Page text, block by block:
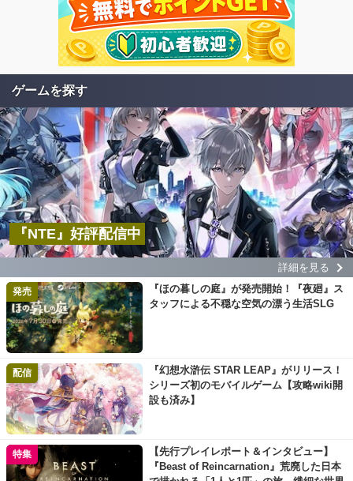
ゲームを探す
『NTE』好評配信中
詳細を見る
発売
『ほの暮しの庭』が発売開始！『夜廻』ス
タッフによる不穏な空気の漂う生活SLG
配信
『幻想水滸伝 STAR LEAP』がリリース！
シリーズ初のモバイルゲーム【攻略wiki開
設も済み】
特集
【先行プレイレポート＆インタビュー】
『Beast of Reincarnation』荒廃した日本